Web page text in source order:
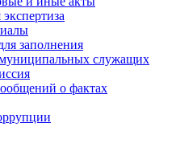
заполнения
служащих
о фактах